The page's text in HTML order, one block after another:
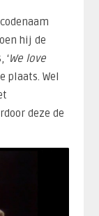
hij de
‘We love
plaats. Wel
deze de